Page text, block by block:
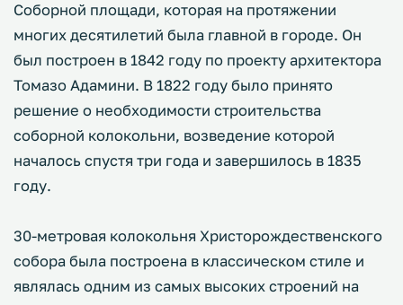
Соборной площади, которая на протяжении
многих десятилетий была главной в городе. Он
был построен в 1842 году по проекту архитектора
Томазо Адамини. В 1822 году было принято
решение о необходимости строительства
соборной колокольни, возведение которой
началось спустя три года и завершилось в 1835
году.
30-метровая колокольня Христорождественского
собора была построена в классическом стиле и
являлась одним из самых высоких строений на